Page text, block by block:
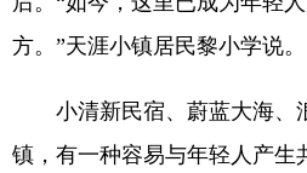
方。”天涯小镇居民黎小学说。
小清新民宿、蔚蓝大海、
镇，有一种容易与年轻人产生